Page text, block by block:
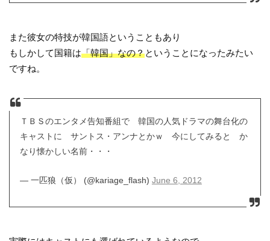
また彼女の特技が韓国語ということもあり
もしかして国籍は「韓国」なの？ということになったみたい
ですね。
ＴＢＳのエンタメ告知番組で 韓国の人気ドラマの舞台化の
キャストに サントス・アンナとかｗ 今にしてみると か
なり懐かしい名前・・・
— 一匹狼（仮） (@kariage_flash) June 6, 2012